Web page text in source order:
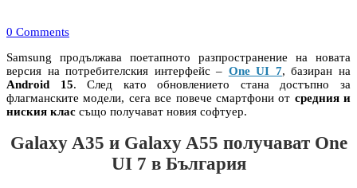
0 Comments
Samsung продължава поетапното разпространение на новата
версия на потребителския интерфейс – One UI 7, базиран на
Android 15. След като обновлението стана достъпно за
флагманските модели, сега все повече смартфони от средния и
ниския клас също получават новия софтуер.
Galaxy A35 и Galaxy A55 получават One
UI 7 в България